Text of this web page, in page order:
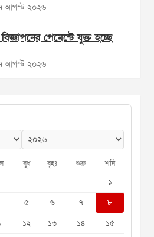
আগস্ট ২০২৬
পেমেন্টে যুক্ত হচ্ছে
আগস্ট ২০২৬
বুধ বৃহঃ শুক্র শনি
১
৫ ৬ ৭
৮
১২ ১৩ ১৪ ১৫